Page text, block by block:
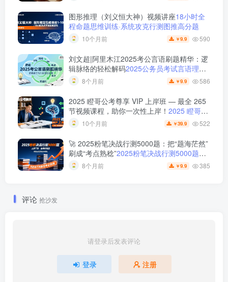
图形推理（刘义恒大神）视频讲座18小时全
程命题思维训练·系统攻克行测图推高分题
10个月前 ￥9.9 590
刘文超|阿里木江2025考公言语刷题精华：逻
辑脉络的轻松解码2025公务员考试言语理解
刷题视频课程
8个月前 ￥9.9 586
2025 瞪哥公考尊享 VIP 上岸班 — 最全 265
节视频课程，助你一次性上岸！ 2025 瞪哥公
考尊享 VIP 上岸班 — 最全 265 节视频课
程，助你一次性上岸！
10个月前 ￥39.9 522
🚀 2025粉笔决战行测5000题：把“题海茫然”
刷成“考点熟稔”2025粉笔决战行测5000题上
册下册8个月前 ￥9.9 385
评论 抢沙发
请登录后发表评论
登录 注册